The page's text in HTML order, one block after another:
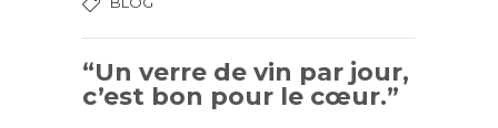
“Un verre de vin par jour,
c’est bon pour le cœur.”